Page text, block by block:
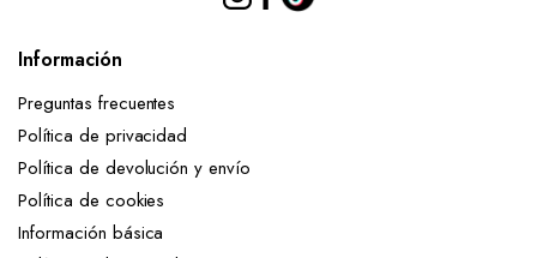
Información
Preguntas frecuentes
Política de privacidad
Política de devolución y envío
Política de cookies
Información básica